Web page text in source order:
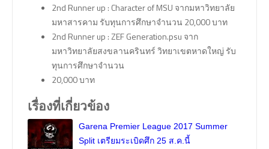
2nd Runner up : Character of MSU จากมหาวิทยาลัย
มหาสารคาม รับทุนการศึกษาจำนวน 20,000 บาท
2nd Runner up : ZEF Generation.psu จาก
มหาวิทยาลัยสงขลานครินทร์ วิทยาเขตหาดใหญ่ รับ
ทุนการศึกษาจำนวน
20,000 บาท
เรื่องที่เกี่ยวข้อง
Garena Premier League 2017 Summer
Split เตรียมระเบิดศึก 25 ส.ค.นี้